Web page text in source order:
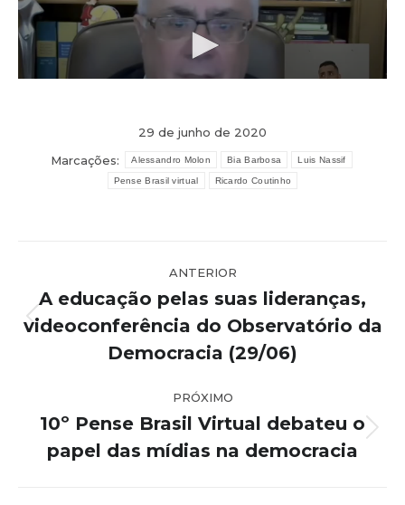
29 de junho de 2020
Marcações:
Alessandro Molon Bia Barbosa Luis Nassif
Pense Brasil virtual Ricardo Coutinho
de
post:
ANTERIOR
Post
anterior:
A educação pelas suas lideranças,
videoconferência do Observatório da
Democracia (29/06)
PRÓXIMO
post:
10º Pense Brasil Virtual debateu o
papel das mídias na democracia